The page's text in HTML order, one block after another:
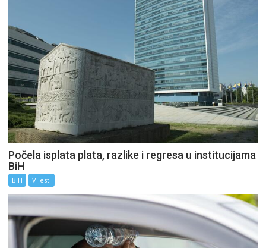
Počela isplata plata, razlike i regresa u institucijama
BiH
BiH Vijesti